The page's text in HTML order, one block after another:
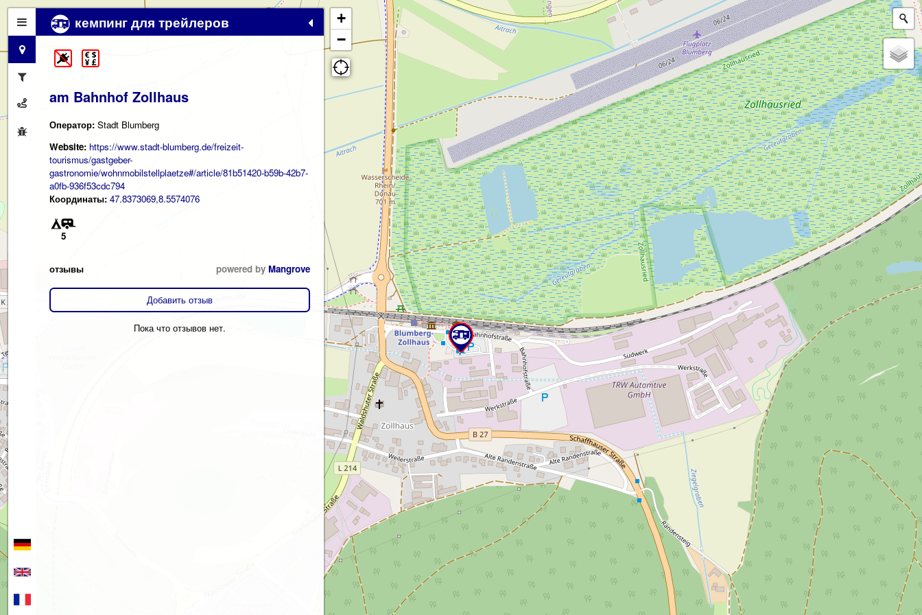
кемпинг для трейлеров
am Bahnhof Zollhaus
Оператор: Stadt Blumberg
Website: https://www.stadt-blumberg.de/freizeit-
tourismus/gastgeber-
gastronomie/wohnmobilstellplaetze#/article/81b51420-b59b-42b7-
a0fb-936f53cdc794
Координаты: 47.8373069,8.5574076
5
отзывы powered by Mangrove
Добавить отзыв
Пока что отзывов нет.
+
−